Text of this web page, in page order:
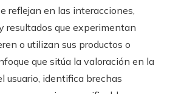
reflejan en las interacciones,
resultados que experimentan
o utilizan sus productos o
que sitúa la valoración en la
usuario, identifica brechas